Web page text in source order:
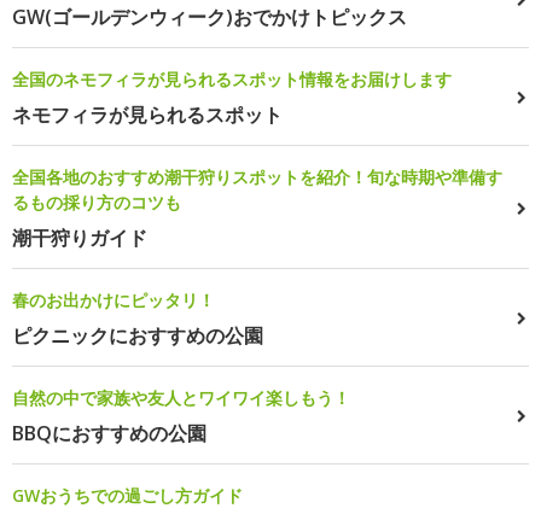
GW(ゴールデンウィーク)おでかけトピックス
全国のネモフィラが見られるスポット情報をお届けします
ネモフィラが見られるスポット
全国各地のおすすめ潮干狩りスポットを紹介！旬な時期や準備す
るもの採り方のコツも
潮干狩りガイド
春のお出かけにピッタリ！
ピクニックにおすすめの公園
自然の中で家族や友人とワイワイ楽しもう！
BBQにおすすめの公園
GWおうちでの過ごし方ガイド